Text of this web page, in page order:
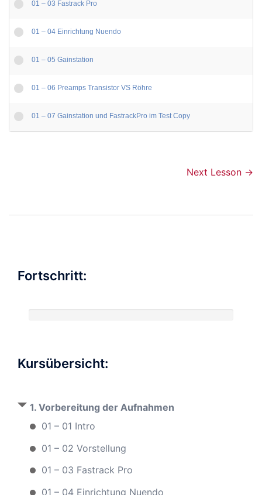
01 – 03 Fastrack Pro
01 – 04 Einrichtung Nuendo
01 – 05 Gainstation
01 – 06 Preamps Transistor VS Röhre
01 – 07 Gainstation und FastrackPro im Test Copy
Next Lesson →
Fortschritt:
Kursübersicht:
1. Vorbereitung der Aufnahmen
01 – 01 Intro
01 – 02 Vorstellung
01 – 03 Fastrack Pro
01 – 04 Einrichtung Nuendo